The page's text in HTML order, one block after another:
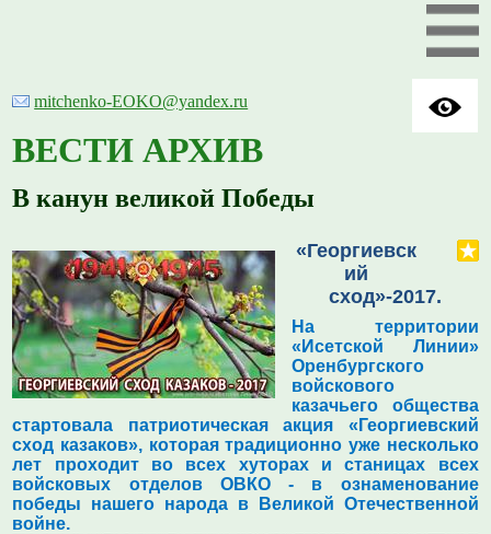
mitchenko-EOKO@yandex.ru
ВЕСТИ АРХИВ
В канун великой Победы
«Георгиевск
ий
сход»-2017.
На территории
«Исетской Линии»
Оренбургского
войскового
казачьего общества
стартовала патриотическая акция «Георгиевский
сход казаков», которая традиционно уже несколько
лет проходит во всех хуторах и станицах всех
войсковых отделов ОВКО - в ознаменование
победы нашего народа в Великой Отечественной
войне.